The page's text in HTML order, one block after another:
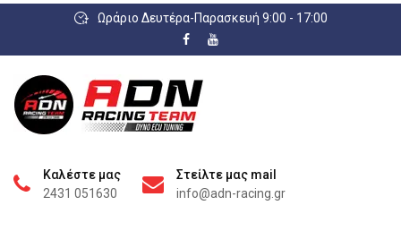
Ωράριο Δευτέρα-Παρασκευή 9:00 - 17:00
Καλέστε μας
2431 051630
Στείλτε μας mail
info@adn-racing.gr